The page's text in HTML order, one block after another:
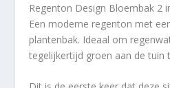
Regenton Design Bloembak 2
Een moderne regenton met
plantenbak. Ideaal om
tegelijkertijd groen aan de tuin